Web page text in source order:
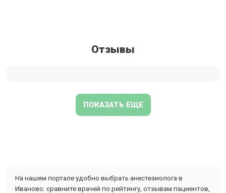
Отзывы
ПОКАЗАТЬ ЕЩЕ
На нашем портале удобно выбрать анестезиолога в
Иваново: сравните врачей по рейтингу, отзывам пациентов,